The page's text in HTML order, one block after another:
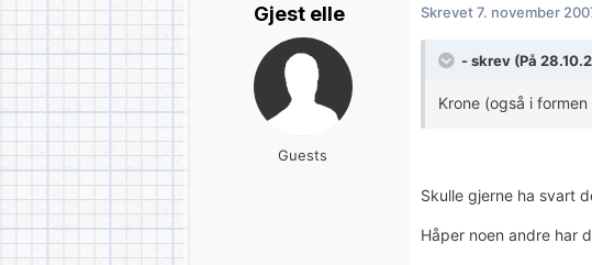
Gjest elle
Guests
Skrevet7. november
- skrev (På
Krone (også i
Skulle gjerne ha svart
Håper noen andre har